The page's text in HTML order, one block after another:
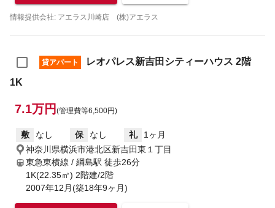
情報提供会社: アエラス川崎店 (株)アエラス
貸アパート
レオパレス新吉田シティーハウス 2階
1K
7.1万円 (管理費等6,500円)
敷 なし 保 なし 礼
1ヶ月
神奈川県横浜市港北区新吉田東１丁目
東急東横線 / 綱島駅 徒歩26分
1K(22.35㎡) 2階建/2階
2007年12月(築18年9ヶ月)